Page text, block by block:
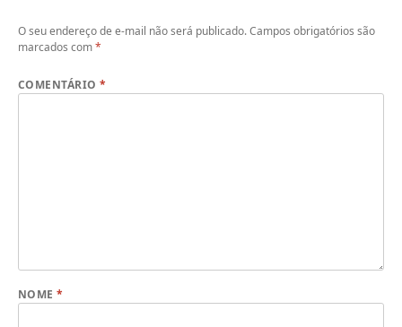
O seu endereço de e-mail não será publicado.Campos obrigatórios são
marcados com*
COMENTÁRIO*
NOME*